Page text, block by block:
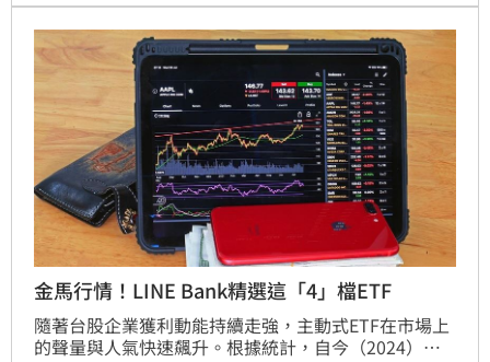
並無媒體發布所造成的誤解，另外則大多與F-16V新戰
機的專案相關，美方正對此密集協調。
金馬行情！LINE Bank精選這「4」檔ETF
隨著台股企業獲利動能持續走強，主動式ETF在市場上
的聲量與人氣快速飆升。根據統計，自今（2024）年5